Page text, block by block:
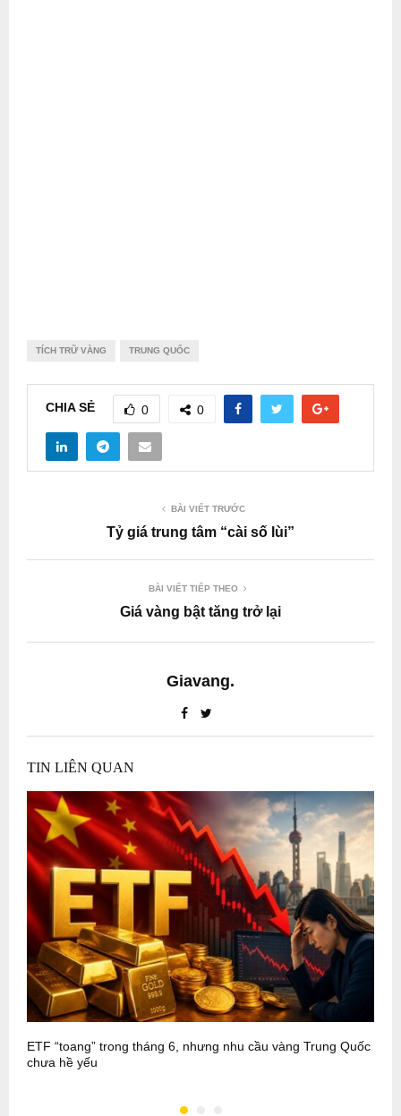
TÍCH TRỮ VÀNG TRUNG QUỐC
CHIA SẺ 0 0
BÀI VIẾT TRƯỚC
Tỷ giá trung tâm “cài số lùi”
BÀI VIẾT TIẾP THEO
Giá vàng bật tăng trở lại
Giavang.
TIN LIÊN QUAN
ETF “toang” trong tháng 6, nhưng nhu cầu vàng Trung Quốc
chưa hề yếu